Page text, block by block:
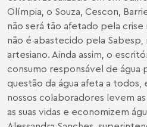
Olímpia, o Souza, Cescon,
não será tão afetado pela
não é abastecido pela
artesiano. Ainda assim, o
consumo responsável de água
questão da água afeta a todos,
nossos colaboradores levem
as suas vidas e economizem